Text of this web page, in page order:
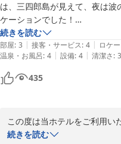
お食事につきましても、美味
葉を頂戴し、調理スタッフ共
一方で、お刺身の厚みにつき
ございませんでした。
頂戴した貴重なご意見は真摯
考とさせていただきます。
ご宿泊当日はあいにくのお
いただけなかったとのこと、
ぜひ次回は天候にも恵まれた
は、三四郎島が見えて、夜は
ケーションでした！
追加料金は入湯税だけという分
お風呂はツルツルスベスベで気
翌日、チェックイン後にトンボ
一瞬高波が来て、膝下から足ま
に遭い、ホテルに再度戻って
いただいたり、プールサイド
大変お世話になりました。あ
す！
続きを読む
部屋: 3 | 接客・サービス: 4 | ロケ
温泉・お風呂: 4 | 設備: 4 | 清潔さ: 3
435
この度は当ホテルをご利用い
た。
続きを読む